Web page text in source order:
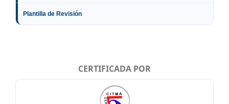
Plantilla de Revisión
CERTIFICADA POR